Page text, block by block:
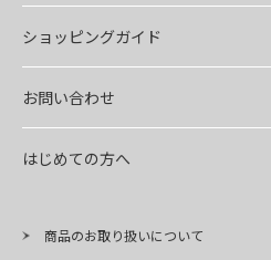
ショッピングガイド
お問い合わせ
はじめての方へ
商品のお取り扱いについて